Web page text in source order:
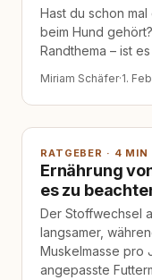
Hast du schon
beim Hund
Randthema – ist
Miriam Schäfer·1.
RATGEBER · 4 MIN
Ernährung
es zu
Der Stoffwechsel
langsamer,
Muskelmasse pro
angepasste